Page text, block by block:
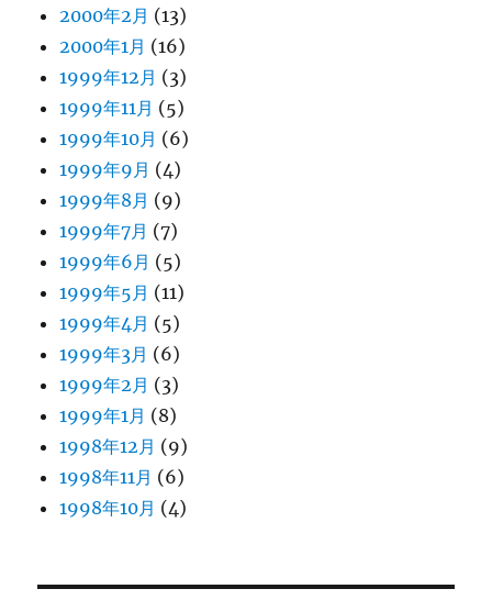
2000年2月 (13)
2000年1月 (16)
1999年12月 (3)
1999年11月 (5)
1999年10月 (6)
1999年9月 (4)
1999年8月 (9)
1999年7月 (7)
1999年6月 (5)
1999年5月 (11)
1999年4月 (5)
1999年3月 (6)
1999年2月 (3)
1999年1月 (8)
1998年12月 (9)
1998年11月 (6)
1998年10月 (4)